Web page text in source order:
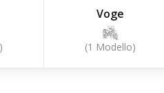
Voge
(1 Modello)